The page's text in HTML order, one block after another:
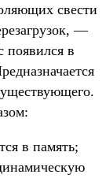
свести
—
появился в
в память;